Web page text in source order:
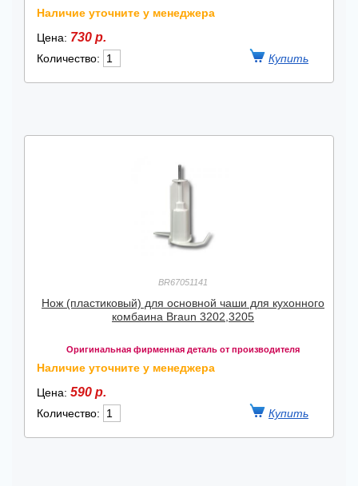
Наличие уточните у менеджера
Цена: 730 р.
Количество:
BR67051141
Нож (пластиковый) для основной чаши для кухонного
комбаина Braun 3202,3205
Оригинальная фирменная деталь от производителя
Наличие уточните у менеджера
Цена: 590 р.
Количество: